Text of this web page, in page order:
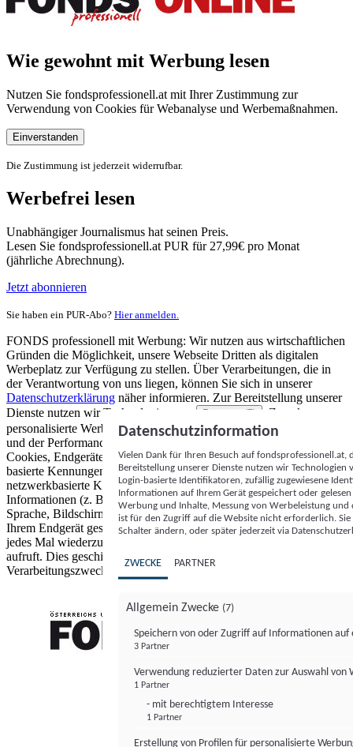
Wie gewohnt mit Werbung lesen
Nutzen Sie fondsprofessionell.at mit Ihrer Zustimmung zur
Verwendung von Cookies für Webanalyse und Werbemaßnahmen.
Einverstanden
Die Zustimmung ist jederzeit widerrufbar.
Werbefrei lesen
Unabhängiger Journalismus hat seinen Preis.
Lesen Sie fondsprofessionell.at PUR für 27,99€ pro Monat
(jährliche Abrechnung).
Jetzt abonnieren
Sie haben ein PUR-Abo? Hier anmelden.
FONDS professionell mit Werbung: Wir nutzen aus wirtschaftlichen
Gründen die Möglichkeit, unsere Webseite Dritten als digitalen
Werbeplatz zur Verfügung zu stellen. Über Verarbeitungen, die in
der Verantwortung von uns liegen, können Sie sich in unserer
Datenschutzerklärung näher informieren. Zur Bereitstellung unserer
Dienste nutzen wir Technologien von
Partnern (5)
. Zwecke:
personalisierte Werbung und Inhalte, Messung von Werbeleistung
und der Performance von Inhalten sowie Zielgruppenforschung.
Cookies, Endgeräte- oder ähnliche Online-Kennungen (z. B. login-
basierte Kennungen, zufällig generierte Kennungen,
netzwerkbasierte Kennungen) können zusammen mit anderen
Informationen (z. B. Browsertyp und Browserinformationen,
Sprache, Bildschirmgröße, unterstützte Technologien usw.) auf
Ihrem Endgerät gespeichert oder von dort ausgelesen werden, um es
jedes Mal wiederzuerkennen, wenn es eine App oder einer Webseite
aufruft. Dies geschieht für einen oder mehrere der hier aufgeführten
Verarbeitungszwecke.
Datenschutzinformation
Vielen Dank für Ihren Besuch auf
Bereitstellung unserer Dienste nutzen wir Technologien
Login-basierte Identifikatoren, zufällig zugewiesene
Informationen auf Ihrem Gerät gespeichert oder
Werbung und Inhalte, Messung von Werbeleistung
ist für den Zugriff auf die Website nicht erforderlich.
Schalter ändern, oder später jederzeit via
ZWECKE PARTNER
Allgemein Zwecke (7)
Speichern von oder Zugriff auf Informationen auf
3 Partner
Verwendung reduzierter Daten zur Auswahl von
1 Partner
- mit berechtigtem Interesse
1 Partner
Erstellung von Profilen für personalisierte
FONDS professionell